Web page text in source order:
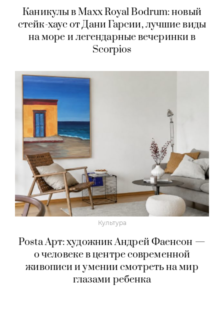
Каникулы в Maxx Royal Bodrum: новый
стейк-хаус от Дани Гарсии, лучшие виды
на море и легендарные вечеринки в
Scorpios
Культура
Posta Арт: художник Андрей Фаенсон —
о человеке в центре современной
живописи и умении смотреть на мир
глазами ребенка